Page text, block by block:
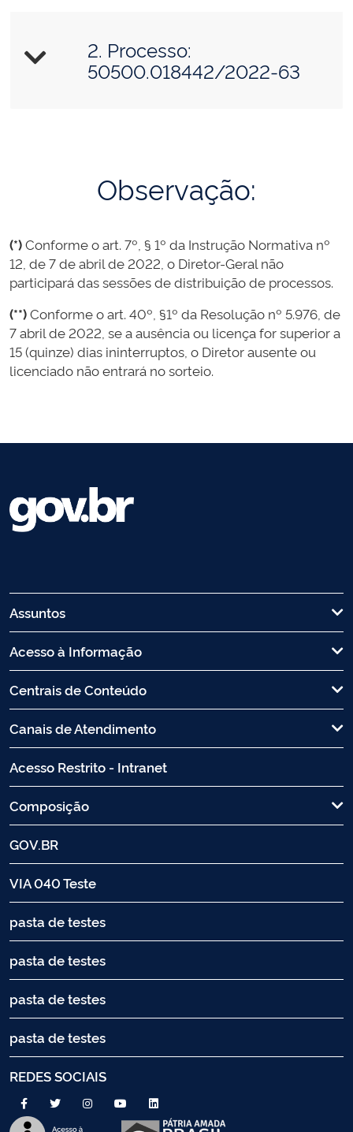
2. Processo:
50500.018442/2022-63
Observação:
(*)Conforme o art. 7º, § 1º da Instrução Normativa nº
12, de 7 de abril de 2022, o Diretor-Geral não
participará das sessões de distribuição de processos.
(**)Conforme o art. 40º, §1º da Resolução nº 5.976, de
7 abril de 2022, se a ausência ou licença for superior a
15 (quinze) dias ininterruptos, o Diretor ausente ou
licenciado não entrará no sorteio.
Assuntos
Acesso à Informação
Centrais de Conteúdo
Canais de Atendimento
Acesso Restrito - Intranet
Composição
GOV.BR
VIA 040 Teste
pasta de testes
pasta de testes
pasta de testes
pasta de testes
REDES SOCIAIS